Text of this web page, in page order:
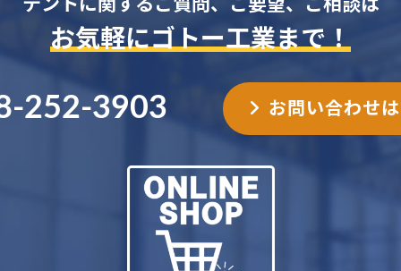
テントに関するご質問、ご要望、ご相談は
お気軽にゴトー工業まで！
252-3903 お問い合わせ